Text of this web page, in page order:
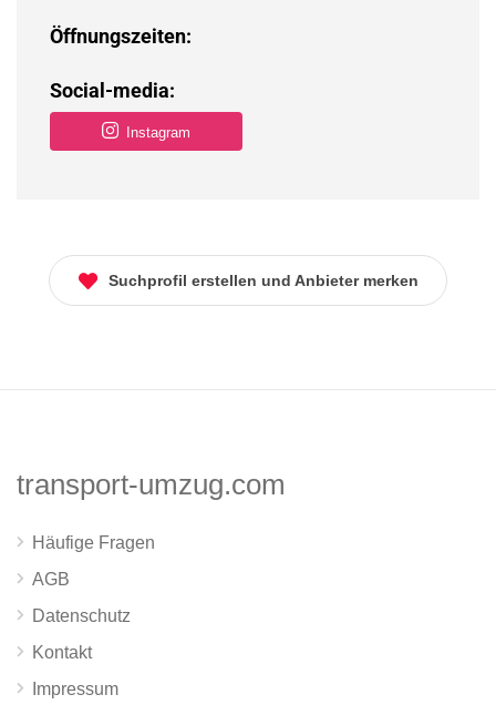
Öffnungszeiten:
Social-media:
Instagram
Suchprofil erstellen und Anbieter merken
transport-umzug.com
Häufige Fragen
AGB
Datenschutz
Kontakt
Impressum